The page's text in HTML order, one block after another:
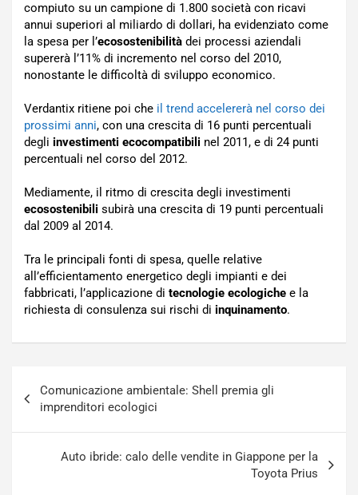
compiuto su un campione di 1.800 società con ricavi
annui superiori al miliardo di dollari, ha evidenziato come
la spesa per l’ecosostenibilità dei processi aziendali
supererà l’11% di incremento nel corso del 2010,
nonostante le difficoltà di sviluppo economico.
Verdantix ritiene poi che il trend accelererà nel corso dei
prossimi anni, con una crescita di 16 punti percentuali
degli investimenti ecocompatibili nel 2011, e di 24 punti
percentuali nel corso del 2012.
Mediamente, il ritmo di crescita degli investimenti
ecosostenibili subirà una crescita di 19 punti percentuali
dal 2009 al 2014.
Tra le principali fonti di spesa, quelle relative
all’efficientamento energetico degli impianti e dei
fabbricati, l’applicazione di tecnologie ecologiche e la
richiesta di consulenza sui rischi di inquinamento.
articoli
Comunicazione ambientale: Shell premia gli
imprenditori ecologici
Auto ibride: calo delle vendite in Giappone per la
Toyota Prius